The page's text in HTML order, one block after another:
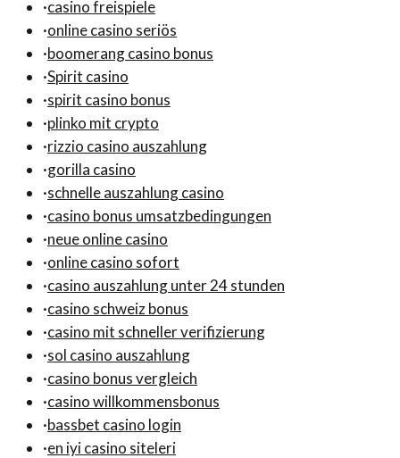
·casino freispiele
·online casino seriös
·boomerang casino bonus
·Spirit casino
·spirit casino bonus
·plinko mit crypto
·rizzio casino auszahlung
·gorilla casino
·schnelle auszahlung casino
·casino bonus umsatzbedingungen
·neue online casino
·online casino sofort
·casino auszahlung unter 24 stunden
·casino schweiz bonus
·casino mit schneller verifizierung
·sol casino auszahlung
·casino bonus vergleich
·casino willkommensbonus
·bassbet casino login
·en iyi casino siteleri